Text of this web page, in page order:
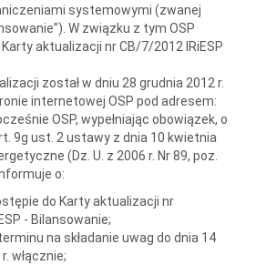
systemowymi (zwanej
W związku z tym OSP
aktualizacji nr CB/7/2012 IRiESP
został w dniu 28 grudnia 2012 r.
internetowej OSP pod adresem:
OSP, wypełniając obowiązek, o
9g ust. 2 ustawy z dnia 10 kwietnia
(Dz. U. z 2006 r. Nr 89, poz.
o:
do Karty aktualizacji nr
- Bilansowanie;
na składanie uwag do dnia 14
włącznie;